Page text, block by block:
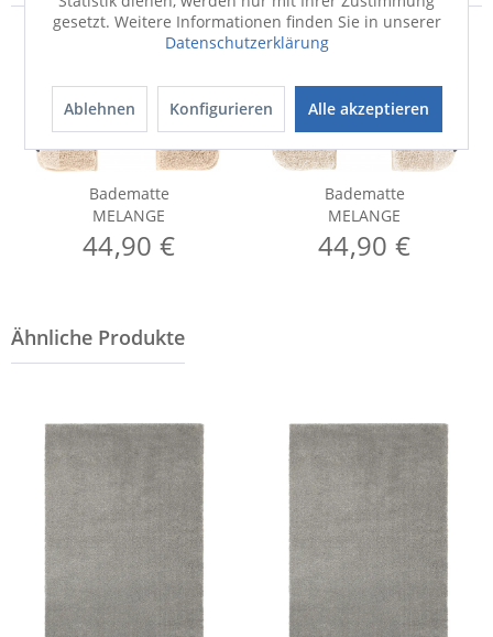
Badematte
MELANGE
44,90 €
Badematte
MELANGE
44,90 €
gesetzt. Weitere Informationen finden Sie in unserer
Datenschutzerklärung
Ablehnen Konfigurieren Alle akzeptieren